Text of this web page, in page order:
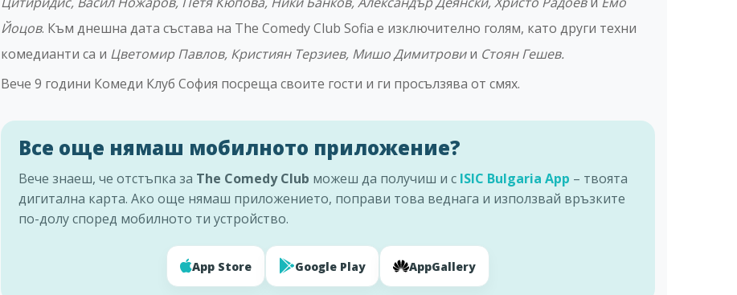
Йоцов. Към днешна дата състава на The Comedy Club Sofia е изключително голям, като други техни
комедианти са и Цветомир Павлов, Кристиян Терзиев, Мишо Димитровии Стоян Гешев.
Вече 9 години Комеди Клуб София посреща своите гости и ги просълзява от смях.
Все още нямаш мобилното приложение?
Вече знаеш, че отстъпка за The Comedy Club можеш да получиш и с ISIC Bulgaria App – твоята
дигитална карта. Ако още нямаш приложението, поправи това веднага и използвай връзките
по-долу според мобилното ти устройство.
App Store Google Play AppGallery